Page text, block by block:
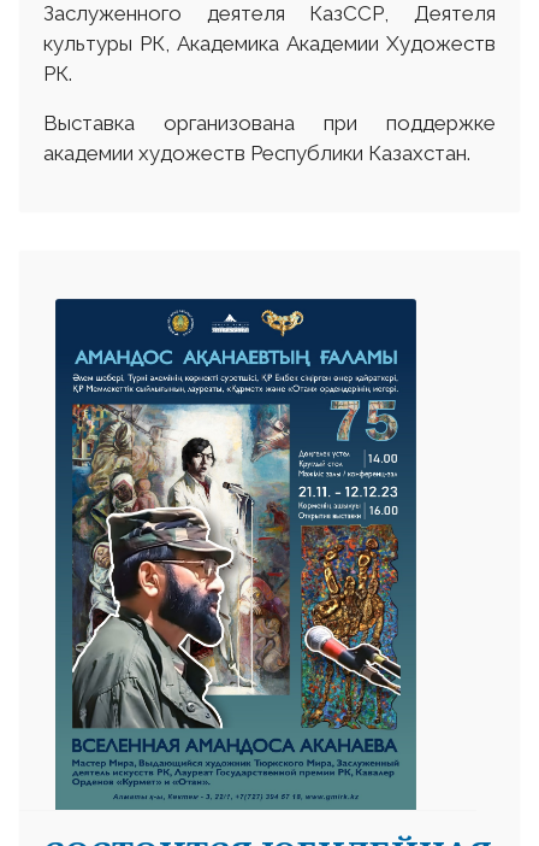
Заслуженного деятеля КазССР, Деятеля
культуры РК, Академика Академии Художеств
РК.
Выставка организована при поддержке
академии художеств Республики Казахстан.